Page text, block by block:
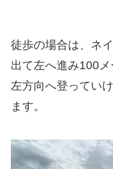
徒歩の場合は、ネ
出て左へ進み100
左方向へ登ってい
ます。